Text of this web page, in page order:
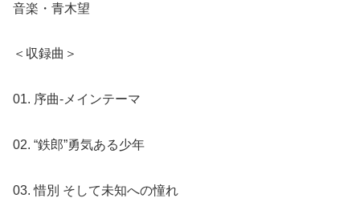
音楽・青木望
＜収録曲＞
01. 序曲-メインテーマ
02. “鉄郎”勇気ある少年
03. 惜別 そして未知への憧れ